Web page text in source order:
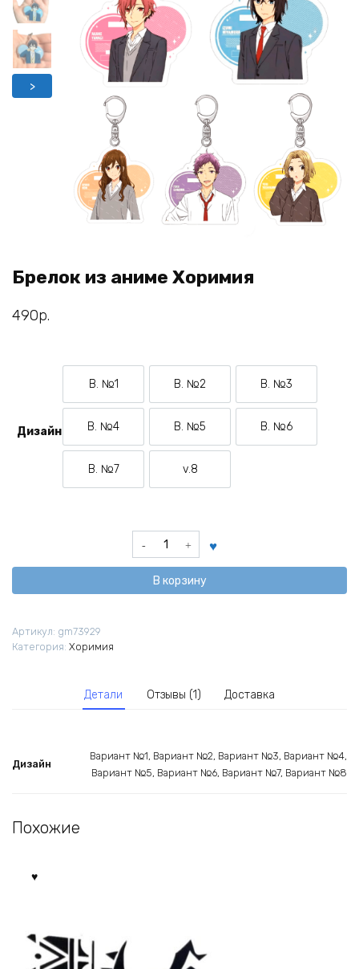
>
Брелок из аниме Хоримия
490р.
Дизайн
В. №1
Вариант №1
В. №2
Вариант №2
В. №3
Вариант №3
В. №4
Вариант №4
В. №5
Вариант №5
В. №6
Вариант №6
В. №7
Вариант №7
v.8
Вариант №8
Количество
товара
В корзину
Артикул: gm73929
Категория: Хоримия
Детали Отзывы (1) Доставка
Дизайн
Вариант №1, Вариант №2, Вариант №3, Вариант №4,
Вариант №5, Вариант №6, Вариант №7, Вариант №8
Похожие